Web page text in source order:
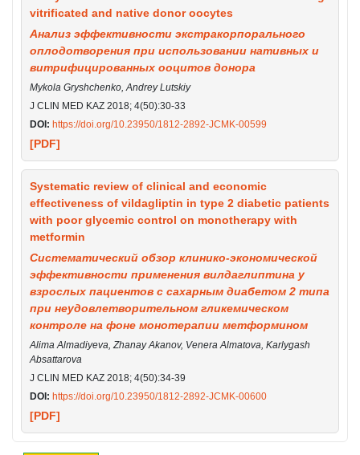
vitrificated and native donor oocytes
Анализ эффективности экстракорпорального
оплодотворения при использовании нативных и
витрифицированных ооцитов донора
Mykola Gryshchenko, Andrey Lutskiy
J CLIN MED KAZ 2018; 4(50):30-33
DOI: https://doi.org/10.23950/1812-2892-JCMK-00599
[PDF]
Systematic review of clinical and economic
effectiveness of vildagliptin in type 2 diabetic patients
with poor glycemic control on monotherapy with
metformin
Систематический обзор клинико-экономической
эффективности применения вилдаглиптина у
взрослых пациентов с сахарным диабетом 2 типа
при неудовлетворительном гликемическом
контроле на фоне монотерапии метформином
Alima Almadiyeva, Zhanay Akanov, Venera Almatova, Karlygash
Absattarova
J CLIN MED KAZ 2018; 4(50):34-39
DOI: https://doi.org/10.23950/1812-2892-JCMK-00600
[PDF]